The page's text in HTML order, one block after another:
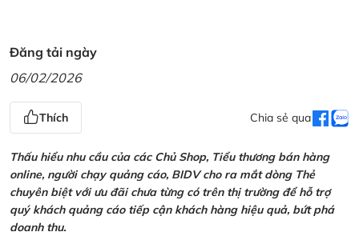
Đăng tải ngày
06/02/2026
Thích Chia sẻ qua
Thấu hiểu nhu cầu của các Chủ Shop, Tiểu thương bán hàng
online, người chạy quảng cáo, BIDV cho ra mắt dòng Thẻ
chuyên biệt với ưu đãi chưa từng có trên thị trường để hỗ trợ
quý khách quảng cáo tiếp cận khách hàng hiệu quả, bứt phá
doanh thu.